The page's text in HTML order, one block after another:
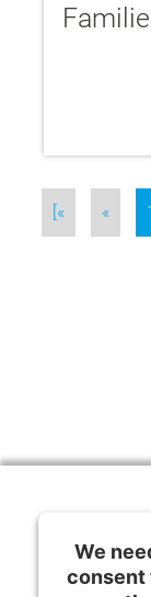
[« «
We
consent